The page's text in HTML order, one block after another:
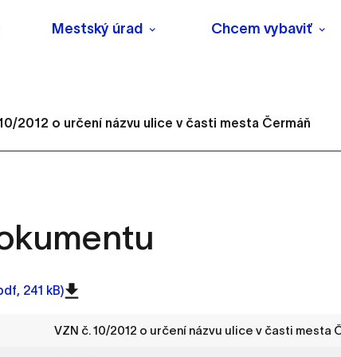
Mestský úrad Chcem vybaviť
2012 o určení názvu ulice v časti mesta Čermáň
241 kB)
VZN č. 10/2012 o určení názvu ulice v časti mesta
ktorých webové stránky môžu ukladať informácie o
aby si webový prehliadač zapamätoval Vaše